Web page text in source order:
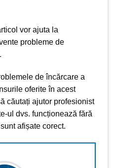
vor ajuta la
probleme de
de încărcare a
oferite în acest
căutați ajutor profesionist
ul dvs. funcționează fără
afișate corect.